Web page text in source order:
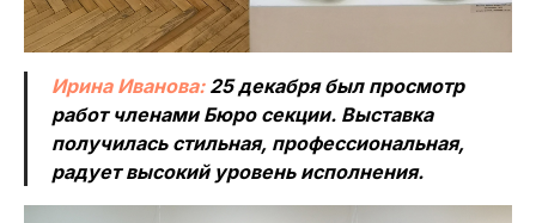
Ирина Иванова: 25 декабря был просмотр
работ членами Бюро секции. Выставка
получилась стильная, профессиональная,
радует высокий уровень исполнения.